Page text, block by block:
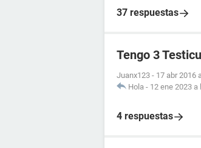
37 respuestas
Tengo 3
Juanx123 - 17 abr 2016
Hola - 12 ene 2023 a
4 respuestas